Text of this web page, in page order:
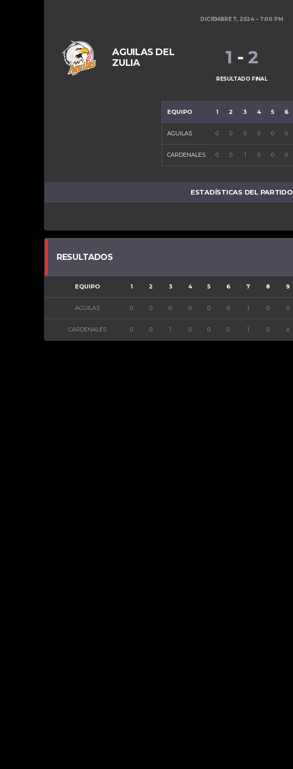
DICIEMBRE 7, 2024 7:00 PM
AGUILAS DEL
ZULIA
1 - 2
RESULTADO FINAL
EQUIPO 1 2 3 4 5 6
AGUILAS 0 0 0 0 0 0
CARDENALES 0 0 1 0 0 0
ESTADÍSTICAS DEL PARTIDO
RESULTADOS
EQUIPO 1 2 3 4 5 6 7 8 9
AGUILAS 0 0 0 0 0 0 1 0 0
CARDENALES 0 0 1 0 0 0 1 0 x